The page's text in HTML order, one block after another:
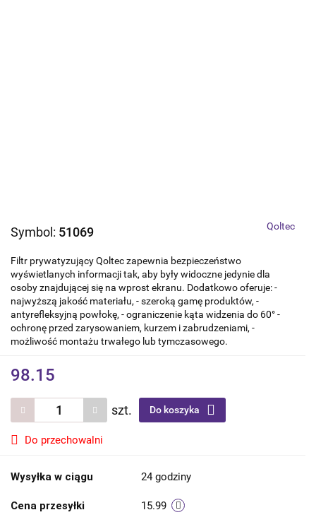
Symbol: 51069 Qoltec
Filtr prywatyzujący Qoltec zapewnia bezpieczeństwo
wyświetlanych informacji tak, aby były widoczne jedynie dla
osoby znajdującej się na wprost ekranu. Dodatkowo oferuje: -
najwyższą jakość materiału, - szeroką gamę produktów, -
antyrefleksyjną powłokę, - ograniczenie kąta widzenia do 60° -
ochronę przed zarysowaniem, kurzem i zabrudzeniami, -
możliwość montażu trwałego lub tymczasowego.
98.15
szt. Do koszyka
Do przechowalni
Wysyłka w ciągu 24 godziny
Cena przesyłki 15.99